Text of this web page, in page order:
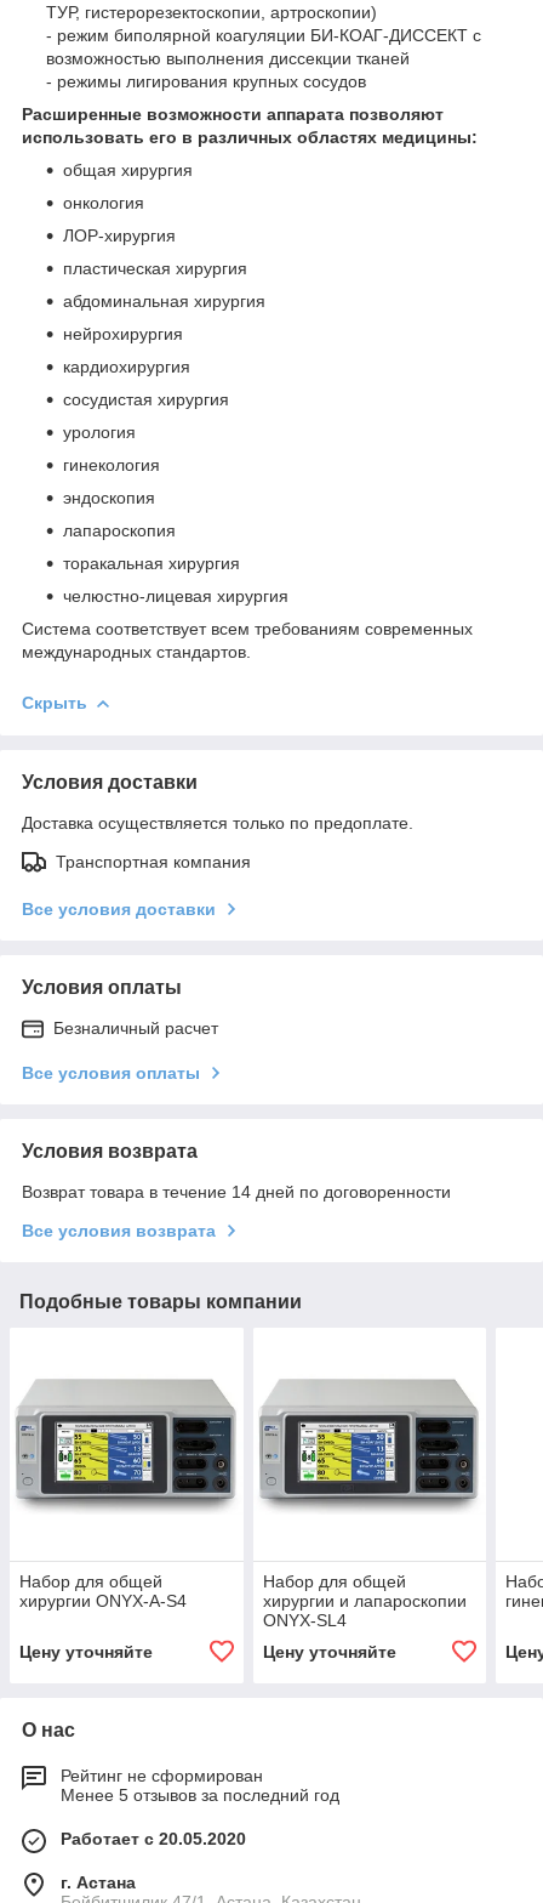
ТУР, гистерорезектоскопии, артроскопии)
- режим биполярной коагуляции БИ-КОАГ-ДИССЕКТ с
возможностью выполнения диссекции тканей
- режимы лигирования крупных сосудов
Расширенные возможности аппарата позволяют
использовать его в различных областях медицины:
общая хирургия
онкология
ЛОР-хирургия
пластическая хирургия
абдоминальная хирургия
нейрохирургия
кардиохирургия
сосудистая хирургия
урология
гинекология
эндоскопия
лапароскопия
торакальная хирургия
челюстно-лицевая хирургия
Система соответствует всем требованиям современных
международных стандартов.
Скрыть
Условия доставки
Доставка осуществляется только по предоплате.
Транспортная компания
Все условия доставки
Условия оплаты
Безналичный расчет
Все условия оплаты
Условия возврата
Возврат товара в течение 14 дней по договоренности
Все условия возврата
Подобные товары компании
Набор для общей
хирургии ONYX-A-S4
Цену уточняйте
Набор для общей
хирургии и лапароскопии
ONYX-SL4
Цену уточняйте
О нас
Рейтинг не сформирован
Менее 5 отзывов за последний год
Работает с 20.05.2020
г. Астана